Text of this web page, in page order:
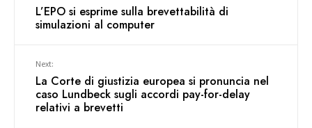
L’EPO si esprime sulla brevettabilità di
simulazioni al computer
Next:
La Corte di giustizia europea si pronuncia nel
caso Lundbeck sugli accordi pay-for-delay
relativi a brevetti